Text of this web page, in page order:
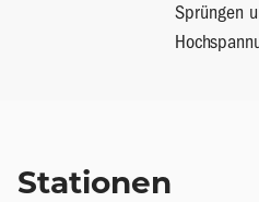
Sprüngen
Stationen